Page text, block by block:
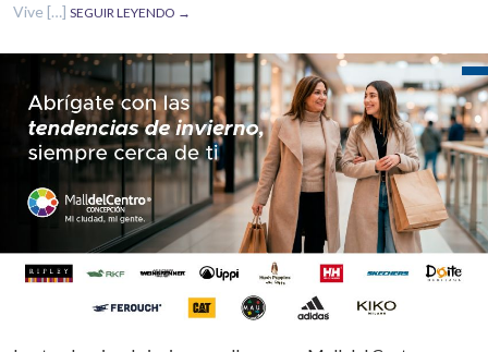
Vive […] SEGUIR LEYENDO →